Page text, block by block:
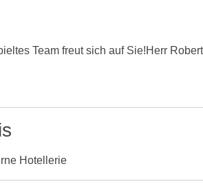
Team freut sich auf Sie!Herr
Hotellerie